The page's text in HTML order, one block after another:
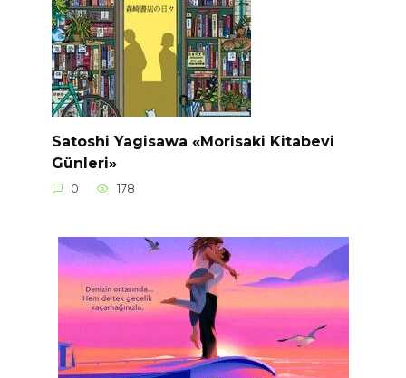
Satoshi Yagisawa «Morisaki Kitabevi
Günleri»
0 178